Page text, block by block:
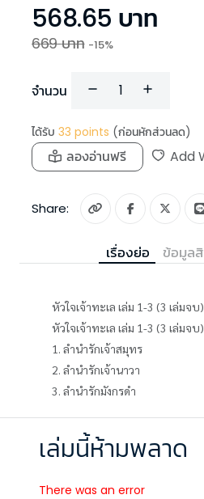
568.65 บาท
669บาท -15%
จำนวน
ได้รับ 33 points (ก่อนหักส่วนลด)
ลองอ่านฟรี Add
Share:
เรื่องย่อ ข้อมูล
หัวใจเจ้าทะเล เล่ม 1-3 (3 เล่มจบ)
หัวใจเจ้าทะเล เล่ม 1-3 (3 เล่มจ
1. ลำนำรักเจ้าสมุทร
2. ลำนำรักเจ้านาวา
3. ลำนำรักมังกรดำ
เล่มนี้ห้ามพลาด
There was an error